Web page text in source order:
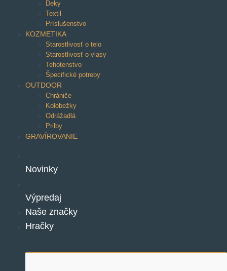
Deky
Textil
Príslušenstvo
KOZMETIKA
Starostlivosť o telo
Starostlivosť o vlasy
Tehotenstvo
Špecifické potreby
OUTDOOR
Chrániče
Kolobežky
Odrážadlá
Prilby
GRAVÍROVANIE
Novinky
Výpredaj
Naše značky
Hračky